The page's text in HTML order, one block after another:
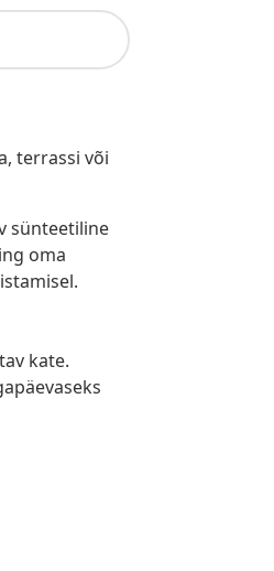
terrassi või
sünteetiline
oma
kate.